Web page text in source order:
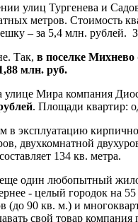
улиц Тургенева и
метров. Стоимость
– за 5,4 млн. рублей.
Так, в поселке Михнево
млн. руб.
улице Мира компания
. Площади квартир:
в эксплуатацию
двухкомнатной
134 кв. метра.
один любопытный
- целый городок на
90 кв. м.) и
свой товар